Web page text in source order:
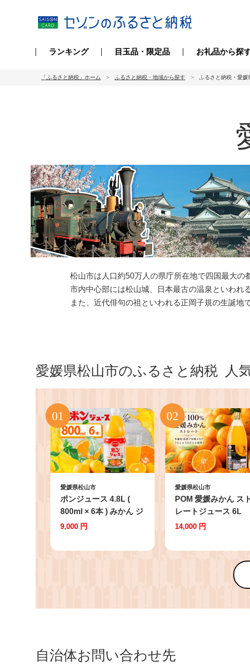
ランキング 目玉品・限定品 お礼品から探
「ふるさと納税」ホーム ふるさと納税・地域から探す ふるさと納税・愛媛
松山市は人口約50万人の県庁所在地で四国最大の
市内中心部には松山城、日本最古の温泉といわれ
また、近代俳句の祖といわれる正岡子規の生誕地
愛媛県松山市のふるさと納税 人
愛媛県松山市
ポンジュース 4.8L (
800ml × 6本 ) みかん ジ
ュース ぽんじゅーす み
め 愛媛県 松山市 ★
9,000 円
愛媛県松山市
POM 愛媛みかん スト
レートジュース 6L
1L×6本 果汁100% み
ト ジュース 瓶 ポン
ュース 果汁飲料 愛媛
産 温州みかん 愛媛県
14,000 円
自治体お問い合わせ先